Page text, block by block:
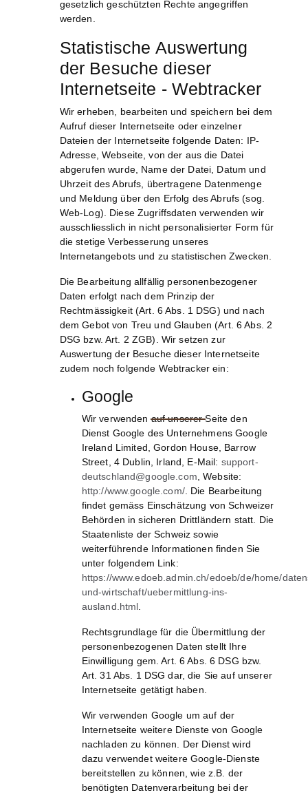
gesetzlich geschützten Rechte angegriffen
werden.
Statistische Auswertung
der Besuche dieser
Internetseite - Webtracker
Wir erheben, bearbeiten und speichern bei dem
Aufruf dieser Internetseite oder einzelner
Dateien der Internetseite folgende Daten: IP-
Adresse, Webseite, von der aus die Datei
abgerufen wurde, Name der Datei, Datum und
Uhrzeit des Abrufs, übertragene Datenmenge
und Meldung über den Erfolg des Abrufs (sog.
Web-Log). Diese Zugriffsdaten verwenden wir
ausschliesslich in nicht personalisierter Form für
die stetige Verbesserung unseres
Internetangebots und zu statistischen Zwecken.
Die Bearbeitung allfällig personenbezogener
Daten erfolgt nach dem Prinzip der
Rechtmässigkeit (Art. 6 Abs. 1 DSG) und nach
dem Gebot von Treu und Glauben (Art. 6 Abs. 2
DSG bzw. Art. 2 ZGB). Wir setzen zur
Auswertung der Besuche dieser Internetseite
zudem noch folgende Webtracker ein:
Google
Wir verwenden auf unserer Seite den
Dienst Google des Unternehmens Google
Ireland Limited, Gordon House, Barrow
Street, 4 Dublin, Irland, E-Mail: support-
deutschland@google.com , Website:
http://www.google.com/. Die Bearbeitung
findet gemäss Einschätzung von Schweizer
Behörden in sicheren Drittländern statt. Die
Staatenliste der Schweiz sowie
weiterführende Informationen finden Sie
unter folgendem Link:
https://www.edoeb.admin.ch/edoeb/de/home/
und-wirtschaft/uebermittlung-ins-
ausland.html
Rechtsgrundlage für die Übermittlung der
personenbezogenen Daten stellt Ihre
Einwilligung gem. Art. 6 Abs. 6 DSG bzw.
Art. 31 Abs. 1 DSG dar, die Sie auf unserer
Internetseite getätigt haben.
Wir verwenden Google um auf der
Internetseite weitere Dienste von Google
nachladen zu können. Der Dienst wird
dazu verwendet weitere Google-Dienste
bereitstellen zu können, wie z.B. der
benötigten Datenverarbeitung bei der